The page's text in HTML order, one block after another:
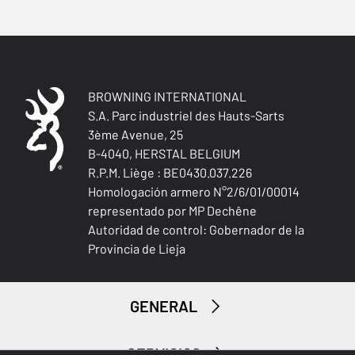
BROWNING INTERNATIONAL
S.A. Parc industriel des Hauts-Sarts
3ème Avenue, 25
B-4040, HERSTAL BELGIUM
R.P.M. Liège : BE0430.037.226
Homologación armero N°2/6/01/00014
representado por MP Dechêne
Autoridad de control: Gobernador de la
Provincia de Lieja
GENERAL